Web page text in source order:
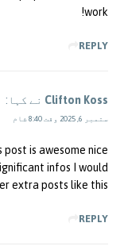
work!
REPLY
Clifton Koss نے کہا:
ستمبر 6, 2025 وقت 8:40 شام
is awesome nice
infos I would
extra posts like this
REPLY